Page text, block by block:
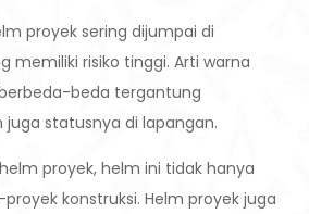
proyek sering dijumpai di
memiliki risiko tinggi. Arti warna
beda tergantung
statusnya di lapangan.
proyek, helm ini tidak hanya
konstruksi. Helm proyek juga